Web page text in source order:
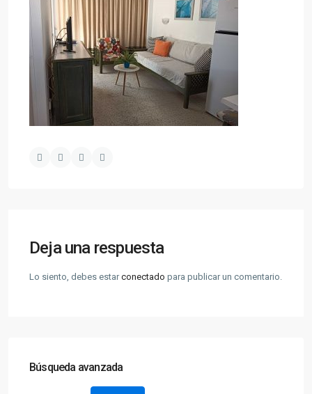
Deja una respuesta
Lo siento, debes estarconectado para publicar un comentario.
Búsqueda avanzada